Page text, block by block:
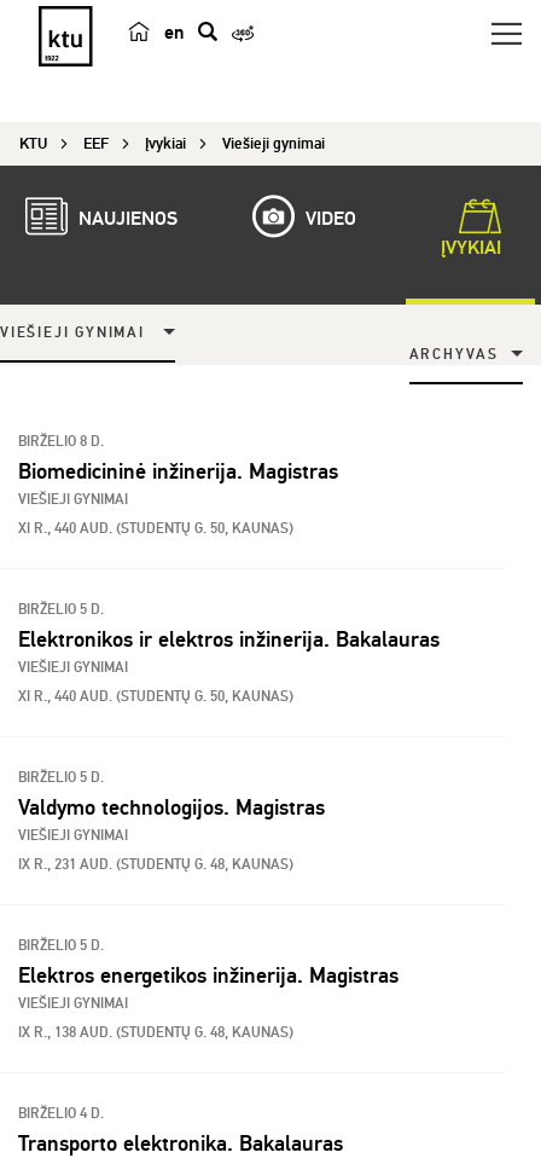
en
e
KTU EEF Įvykiai Viešieji gynimai
NAUJIENOS
VIDEO
ĮVYKIAI
VIEŠIEJI GYNIMAI
ARCHYVAS
BIRŽELIO 8 D.
Biomedicininė inžinerija. Magistras
VIEŠIEJI GYNIMAI
XI R., 440 AUD. (STUDENTŲ G. 50, KAUNAS)
BIRŽELIO 5 D.
Elektronikos ir elektros inžinerija. Bakalauras
VIEŠIEJI GYNIMAI
XI R., 440 AUD. (STUDENTŲ G. 50, KAUNAS)
BIRŽELIO 5 D.
Valdymo technologijos. Magistras
VIEŠIEJI GYNIMAI
IX R., 231 AUD. (STUDENTŲ G. 48, KAUNAS)
BIRŽELIO 5 D.
Elektros energetikos inžinerija. Magistras
VIEŠIEJI GYNIMAI
IX R., 138 AUD. (STUDENTŲ G. 48, KAUNAS)
BIRŽELIO 4 D.
Transporto elektronika. Bakalauras